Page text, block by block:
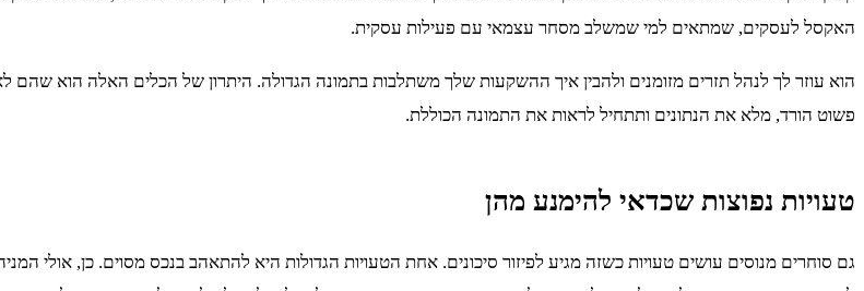
האקסל לעסקים, שמתאים למי שמשלב מסחר עצמאי עם פעילות עסקית.
הוא עוזר לך לנהל תזרים מזומנים ולהבין איך ההשקעות שלך משתלבות בתמונה הגדולה. היתרון של הכלים האלה הוא שהם
פשוט הורד, מלא את הנתונים ותתחיל לראות את התמונה הכוללת.
טעויות נפוצות שכדאי להימנע מהן
גם סוחרים מנוסים עושים טעויות כשזה מגיע לפיזור סיכונים. אחת הטעויות הגדולות היא להתאהב בנכס מסוים. כן, אולי